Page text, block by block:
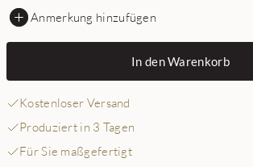
Anmerkung hinzufügen
In den Warenkorb
Kostenloser Versand
Produziert in 3 Tagen
Für Sie maßgefertigt